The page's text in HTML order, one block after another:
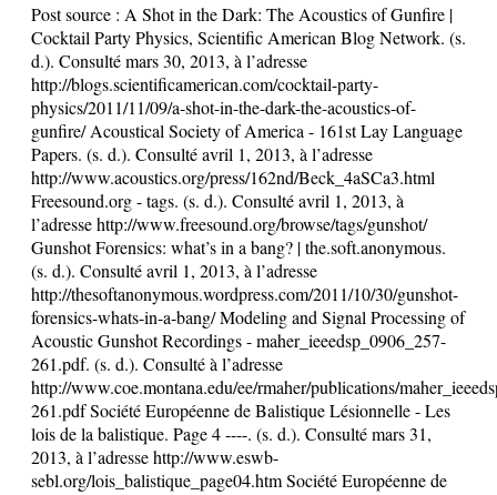
Post source : A Shot in the Dark: The Acoustics of Gunfire |
Cocktail Party Physics, Scientific American Blog Network. (s.
d.). Consulté mars 30, 2013, à l’adresse
http://blogs.scientificamerican.com/cocktail-party-
physics/2011/11/09/a-shot-in-the-dark-the-acoustics-of-
gunfire/ Acoustical Society of America - 161st Lay Language
Papers. (s. d.). Consulté avril 1, 2013, à l’adresse
http://www.acoustics.org/press/162nd/Beck_4aSCa3.html
Freesound.org - tags. (s. d.). Consulté avril 1, 2013, à
l’adresse http://www.freesound.org/browse/tags/gunshot/
Gunshot Forensics: what’s in a bang? | the.soft.anonymous.
(s. d.). Consulté avril 1, 2013, à l’adresse
http://thesoftanonymous.wordpress.com/2011/10/30/gunshot-
forensics-whats-in-a-bang/ Modeling and Signal Processing of
Acoustic Gunshot Recordings - maher_ieeedsp_0906_257-
261.pdf. (s. d.). Consulté à l’adresse
http://www.coe.montana.edu/ee/rmaher/publications/
261.pdf Société Européenne de Balistique Lésionnelle - Les
lois de la balistique. Page 4 ----. (s. d.). Consulté mars 31,
2013, à l’adresse http://www.eswb-
sebl.org/lois_balistique_page04.htm Société Européenne de